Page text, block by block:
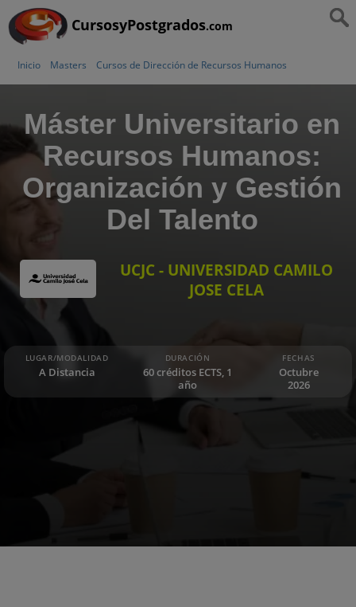
CursosyPostgrados.com
Inicio Masters Cursos de Dirección de Recursos Humanos
Máster Universitario en
Recursos Humanos:
Organización y Gestión
Del Talento
UCJC - UNIVERSIDAD CAMILO
JOSE CELA
LUGAR/MODALIDAD
A Distancia
DURACIÓN
60 créditos ECTS, 1
año
FECHAS
Octubre
2026